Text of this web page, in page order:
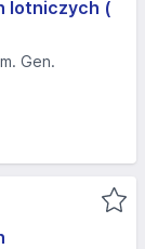
lotniczych (
Gen.